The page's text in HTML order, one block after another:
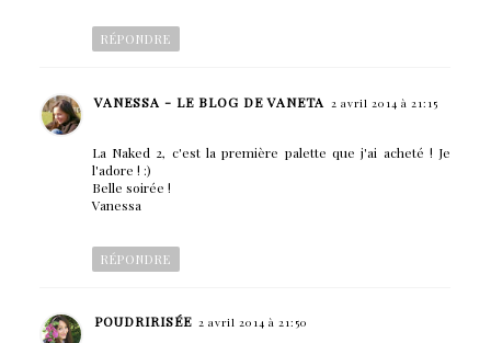
RÉPONDRE
VANESSA - LE BLOG DE VANETA 2 avril 2014 à 21:15
La Naked 2, c'est la première palette que j'ai acheté ! Je
l'adore ! :)
Belle soirée !
Vanessa
RÉPONDRE
POUDRIRISÉE 2 avril 2014 à 21:50